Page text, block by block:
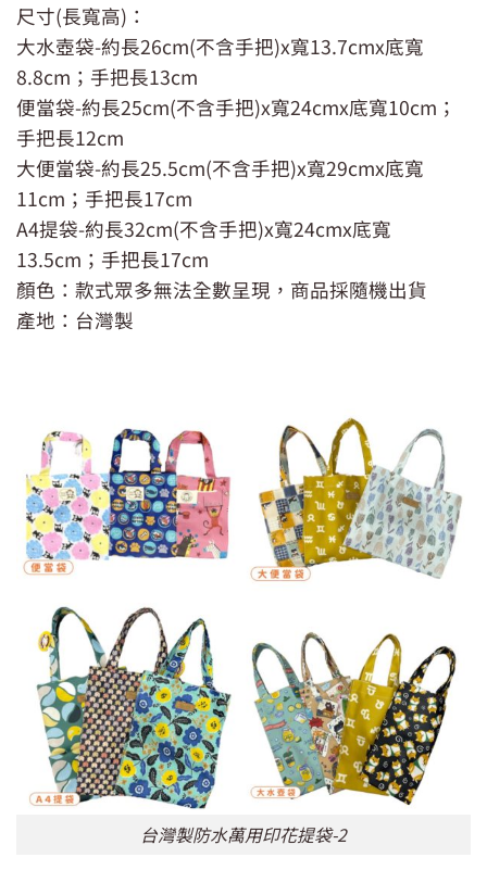
尺寸(長寬高)：
大水壺袋-約長26cm(不含手把)x寬13.7cmx底寬
8.8cm；手把長13cm
便當袋-約長25cm(不含手把)x寬24cmx底寬10cm；
手把長12cm
大便當袋-約長25.5cm(不含手把)x寬29cmx底寬
11cm；手把長17cm
A4提袋-約長32cm(不含手把)x寬24cmx底寬
13.5cm；手把長17cm
顏色：款式眾多無法全數呈現，商品採隨機出貨
產地：台灣製
台灣製防水萬用印花提袋-2